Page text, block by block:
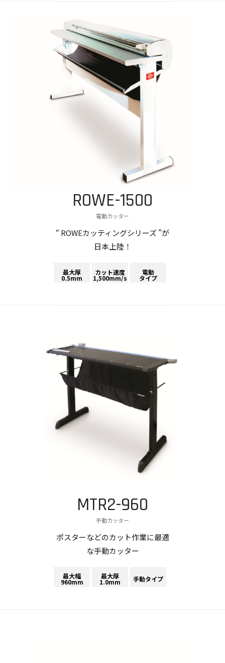
ROWE-1500
電動カッター
“ ROWEカッティングシリーズ ”が
日本上陸！
最大厚
0.5mm
カット速度
1,500mm/s
電動
タイプ
MTR2-960
手動カッター
ポスターなどのカット作業に最適
な手動カッター
最大幅
960mm
最大厚
1.0mm 手動タイプ